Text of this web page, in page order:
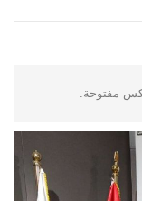
مفتوحة.